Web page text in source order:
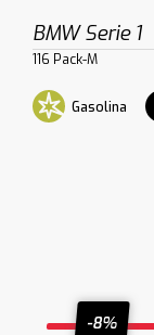
BMW Serie 1
116 Pack-M
Gasolina
-8%